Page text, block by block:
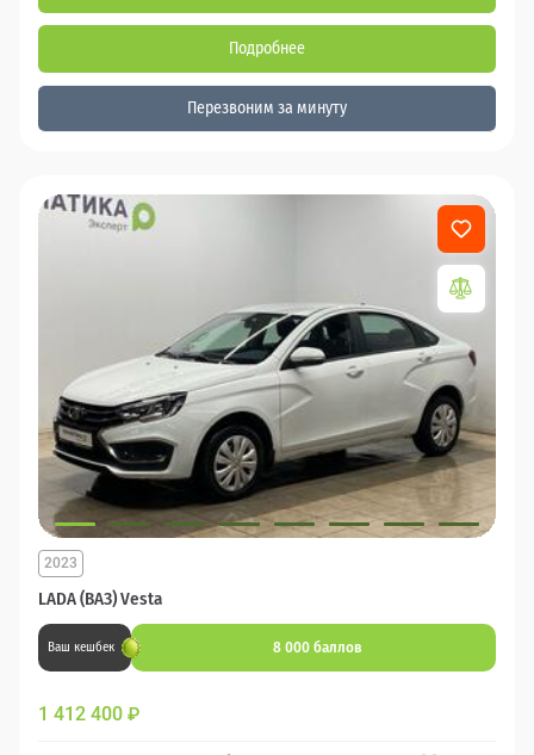
Подробнее
Перезвоним за минуту
LADA (ВАЗ) Vesta
2023
Ваш кешбек 8 000 баллов
1 412 400 ₽